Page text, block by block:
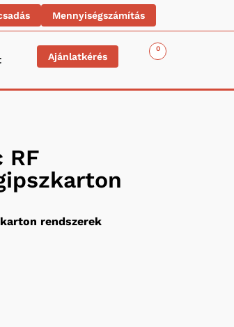
Mennyiségszámítás
Ajánlatkérés
0
RF
rendszerek